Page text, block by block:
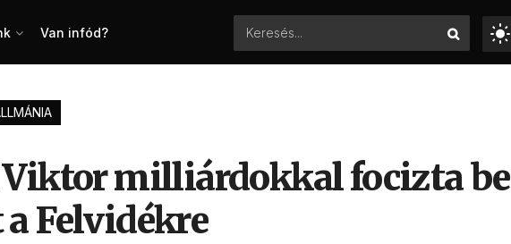
Van infód?
Viktor milliárdokkal focizta be
Felvidékre